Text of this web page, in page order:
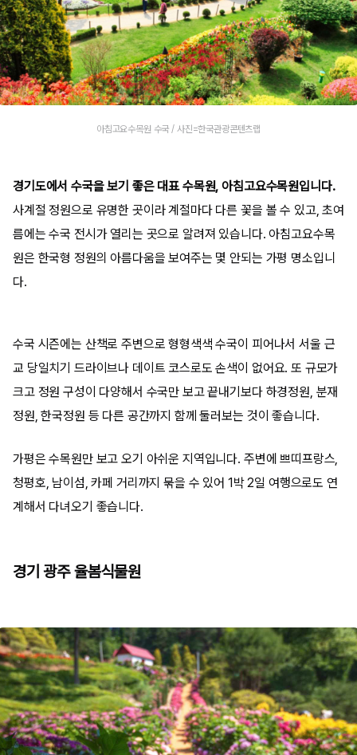
아침고요수목원 수국 / 사진=한국관광콘텐츠랩
경기도에서 수국을 보기 좋은 대표 수목원, 아침고요수목원입니다.
사계절 정원으로 유명한 곳이라 계절마다 다른 꽃을 볼 수 있고, 초여
름에는 수국 전시가 열리는 곳으로 알려져 있습니다. 아침고요수목
원은 한국형 정원의 아름다움을 보여주는 몇 안되는 가평 명소입니
다.
수국 시즌에는 산책로 주변으로 형형색색 수국이 피어나서 서울 근
교 당일치기 드라이브나 데이트 코스로도 손색이 없어요. 또 규모가
크고 정원 구성이 다양해서 수국만 보고 끝내기보다 하경정원, 분재
정원, 한국정원 등 다른 공간까지 함께 둘러보는 것이 좋습니다.
가평은 수목원만 보고 오기 아쉬운 지역입니다. 주변에 쁘띠프랑스,
청평호, 남이섬, 카페 거리까지 묶을 수 있어 1박 2일 여행으로도 연
계해서 다녀오기 좋습니다.
경기 광주 율봄식물원